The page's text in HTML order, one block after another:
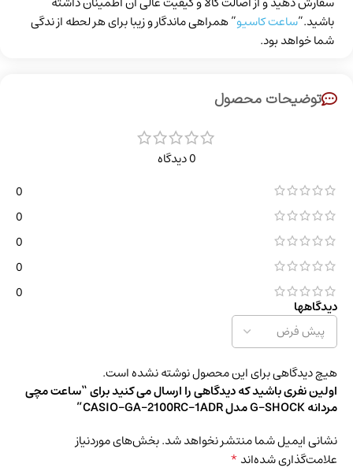
باشید.”ساعت کاسیو” همراهی ماندگار و زیبا برای هر لحطه از ندگی
شما خواهد بود.
توضیحات محصول
0 دیدگاه
0
0
0
0
0
دیدگاهها
هیچ دیدگاهی برای این محصول نوشته نشده است.
اولین نفری باشید که دیدگاهی را ارسال می کنید برای “ساعت مچی
مردانه G-SHOCK مدل CASIO-GA-2100RC-1ADR”
نشانی ایمیل شما منتشر نخواهد شد.بخش‌های موردنیاز
علامت‌گذاری شده‌اند*